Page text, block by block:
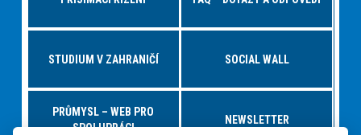
STUDIUM V ZAHRANIČÍ SOCIAL WALL
PRŮMYSL – WEB PRO
SPOLUPRÁCI
NEWSLETTER